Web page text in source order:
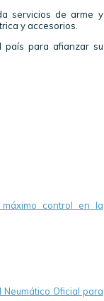
servicios de arme y
y accesorios.
para afianzar su
control en la
Oficial para